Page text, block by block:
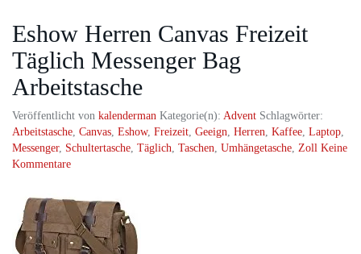
Eshow Herren Canvas Freizeit
Täglich Messenger Bag
Arbeitstasche
Veröffentlicht von kalenderman Kategorie(n): Advent Schlagwörter:
Arbeitstasche, Canvas, Eshow, Freizeit, Geeign, Herren, Kaffee, Laptop,
Messenger, Schultertasche, Täglich, Taschen, Umhängetasche, Zoll Keine
Kommentare